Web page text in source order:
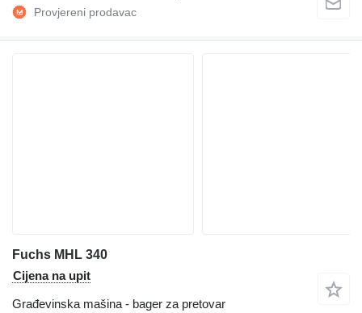
Fuchs MHL 340
Cijena na upit
Građevinska mašina - bager za pretovar